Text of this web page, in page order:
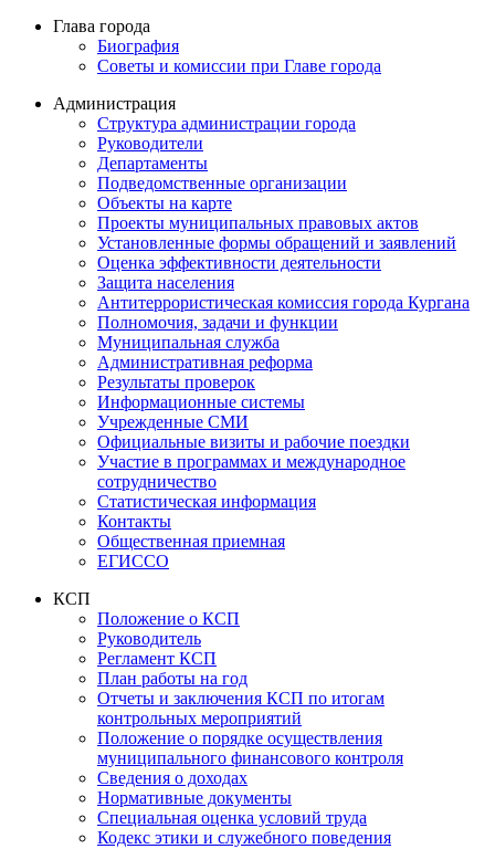
Глава города
Биография
Советы и комиссии при Главе города
Администрация
Структура администрации города
Руководители
Департаменты
Подведомственные организации
Объекты на карте
Проекты муниципальных правовых актов
Установленные формы обращений и заявлений
Оценка эффективности деятельности
Защита населения
Антитеррористическая комиссия города Кургана
Полномочия, задачи и функции
Муниципальная служба
Административная реформа
Результаты проверок
Информационные системы
Учрежденные СМИ
Официальные визиты и рабочие поездки
Участие в программах и международное
сотрудничество
Статистическая информация
Контакты
Общественная приемная
ЕГИССО
КСП
Положение о КСП
Руководитель
Регламент КСП
План работы на год
Отчеты и заключения КСП по итогам
контрольных мероприятий
Положение о порядке осуществления
муниципального финансового контроля
Сведения о доходах
Нормативные документы
Специальная оценка условий труда
Кодекс этики и служебного поведения